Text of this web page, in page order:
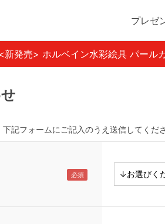
プレゼ
新発売> ホルベイン水彩絵具 パー
記フォームにご記入のうえ送信してくださ